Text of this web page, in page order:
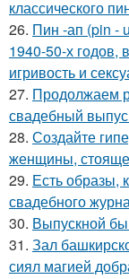
классического
26. Пин -ап (pin -
1940-50-х годов,
игривость и
27. Продолжаем
свадебный
28. Создайте
женщины,
29. Есть образы,
свадебного
30. Выпускной
31. Зал
сиял магией